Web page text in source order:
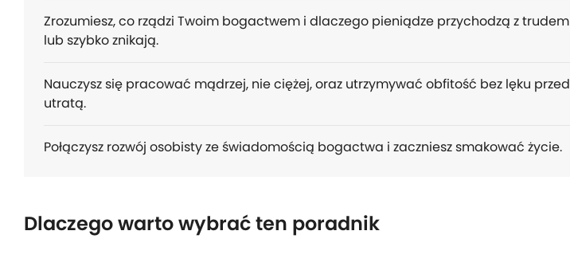
Zrozumiesz, co rządzi Twoim bogactwem i dlaczego pieniądze przychodzą z trudem
lub szybko znikają.
Nauczysz się pracować mądrzej, nie ciężej, oraz utrzymywać obfitość bez lęku przed
utratą.
Połączysz rozwój osobisty ze świadomością bogactwa i zaczniesz smakować życie.
Dlaczego warto wybrać ten poradnik